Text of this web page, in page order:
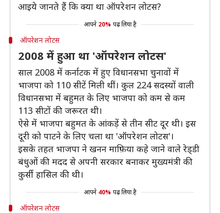
आइये जानते हैं कि क्या था ऑपरेशन लोटस?
आपने 20% पढ़ लिया है
ऑपरेशन लोटस
2008 में हुआ था 'ऑपरेशन लोटस'
साल 2008 में कर्नाटक में हुए विधानसभा चुनावों में
भाजपा को 110 सीटें मिली थीं। कुल 224 सदस्यों वाली
विधानसभा में बहुमत के लिए भाजपा को कम से कम
113 सीटों की जरूरत थी।
ऐसे में भाजपा बहुमत के आंकड़ें से तीन सीट दूर थी। इस
दूरी को पाटने के लिए चला था 'ऑपरेशन लोटस'।
इसके तहत भाजपा ने खनन माफ़िया कहे जाने वाले रेड्‌डी
बंधुओं की मदद से अपनी सरकार बनाकर मुख्यमंत्री की
कुर्सी हासिल की थी।
आपने 40% पढ़ लिया है
ऑपरेशन लोटस